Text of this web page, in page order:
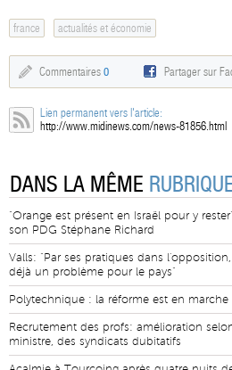
france actualités et économie
Commentaires 0 Partager sur
Lien permanent vers l'article:
http://www.midinews.com/news-81856.html
DANS LA MÊME
"Orange est présent en Israël pour y
son PDG Stéphane Richard
Valls: "Par ses pratiques dans
déjà un problème pour le pays"
Polytechnique : la réforme est en marche
Recrutement des profs: amélioration
ministre, des syndicats dubitatifs